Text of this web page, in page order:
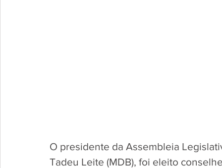
O presidente da Assembleia
Tadeu Leite (MDB), foi eleito